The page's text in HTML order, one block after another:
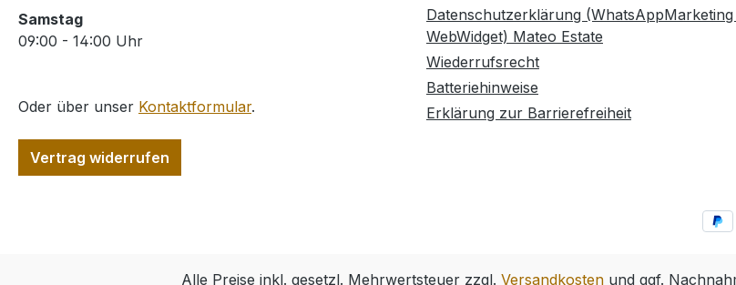
Samstag
09:00 - 14:00 Uhr
Oder über unser Kontaktformular.
Vertrag widerrufen
Datenschutzerklärung
WebWidget) Mateo Estate
Wiederrufsrecht
Batteriehinweise
Erklärung zur Barrierefreiheit
Alle Preise inkl. gesetzl. Mehrwertsteuer zzgl. Versandkosten und ggf.